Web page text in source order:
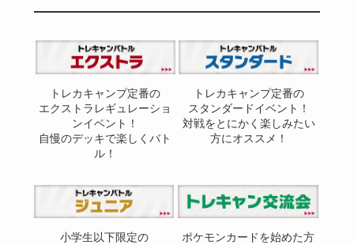
トレカキャンプ定番の
エクストラレギュレーショ
ンイベント！
自慢のデッキで楽しくバト
ル！
トレカキャンプ定番の
スタンダードイベント！
対戦をとにかく楽しみたい
方にオススメ！
小学生以下限定の
ポケモンカードを始めた方